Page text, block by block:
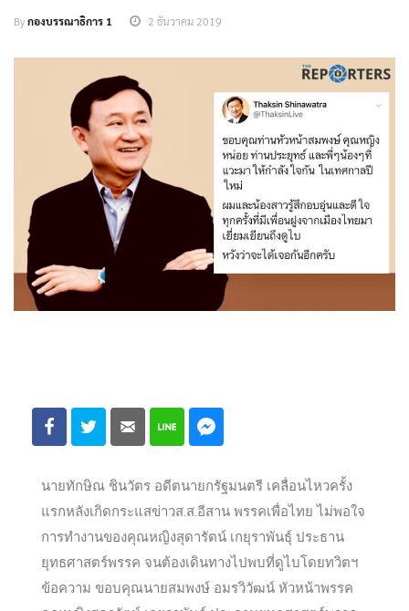
Byกองบรรณาธิการ 1 2 ธันวาคม 2019
นายทักษิณ ชินวัตร อดีตนายกรัฐมนตรี เคลื่อนไหวครั้ง
แรกหลังเกิดกระแสข่าวส.ส.อีสาน พรรคเพื่อไทย ไม่พอใจ
การทำงานของคุณหญิงสุดารัตน์ เกยุราพันธุ์ ประธาน
ยุทธศาสตร์พรรค จนต้องเดินทางไปพบที่ดูไบโดยทวิตฯ
ข้อความ ขอบคุณนายสมพงษ์ อมรวิวัฒน์ หัวหน้าพรรค